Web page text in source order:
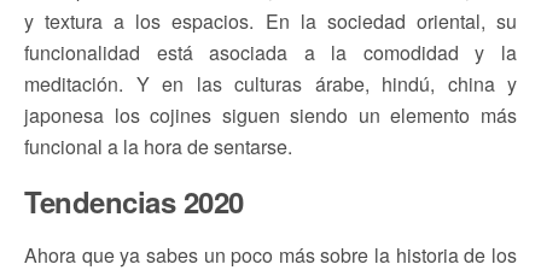
y textura a los espacios. En la sociedad oriental, su
funcionalidad está asociada a la comodidad y la
meditación. Y en las culturas árabe, hindú, china y
japonesa los cojines siguen siendo un elemento más
funcional a la hora de sentarse.
Tendencias 2020
Ahora que ya sabes un poco más sobre la historia de los